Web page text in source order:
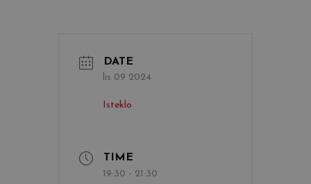
DATE
lis 09 2024
Isteklo
TIME
19:30 - 21:30